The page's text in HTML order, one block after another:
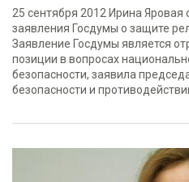
25 сентября 2012 Ирина
заявления Госдумы о защите
Заявление Госдумы является
позиции в вопросах
безопасности, заявила
безопасности и